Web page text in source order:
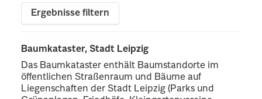
Ergebnisse filtern
Baumkataster, Stadt Leipzig
Das Baumkataster enthält Baumstandorte im
öffentlichen Straßenraum und Bäume auf
Liegenschaften der Stadt Leipzig (Parks und